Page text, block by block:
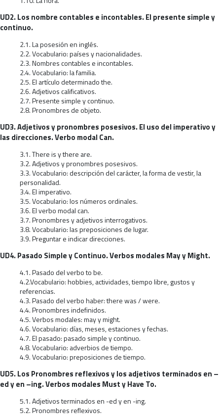
UD2. Los nombre contables e incontables. El presente simple y
continuo.
2.1. La posesión en inglés.
2.2. Vocabulario: países y nacionalidades.
2.3. Nombres contables e incontables.
2.4. Vocabulario: la familia.
2.5. El artículo determinado the.
2.6. Adjetivos calificativos.
2.7. Presente simple y continuo.
2.8. Pronombres de objeto.
UD3. Adjetivos y pronombres posesivos. El uso del imperativo y
las direcciones. Verbo modal Can.
3.1. There is y there are.
3.2. Adjetivos y pronombres posesivos.
3.3. Vocabulario: descripción del carácter, la forma de vestir, la
personalidad.
3.4. El imperativo.
3.5. Vocabulario: los números ordinales.
3.6. El verbo modal can.
3.7. Pronombres y adjetivos interrogativos.
3.8. Vocabulario: las preposiciones de lugar.
3.9. Preguntar e indicar direcciones.
UD4. Pasado Simple y Continuo. Verbos modales May y Might.
4.1. Pasado del verbo to be.
4.2.Vocabulario: hobbies, actividades, tiempo libre, gustos y
referencias.
4.3. Pasado del verbo haber: there was / were.
4.4. Pronombres indefinidos.
4.5. Verbos modales: may y might.
4.6. Vocabulario: días, meses, estaciones y fechas.
4.7. El pasado: pasado simple y continuo.
4.8. Vocabulario: adverbios de tiempo.
4.9. Vocabulario: preposiciones de tiempo.
UD5. Los Pronombres reflexivos y los adjetivos terminados en –
ed y en –ing. Verbos modales Must y Have To.
5.1. Adjetivos terminados en -ed y en -ing.
5.2. Pronombres reflexivos.